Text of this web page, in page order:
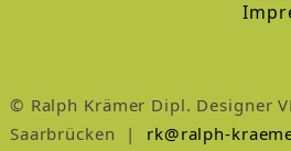
© Ralph Krämer Dipl. Designer
Saarbrücken | rk@ralph-